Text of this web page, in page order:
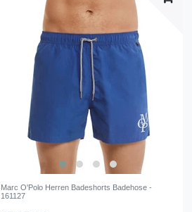
Marc O'Polo Herren Badeshorts Badehose -
161127